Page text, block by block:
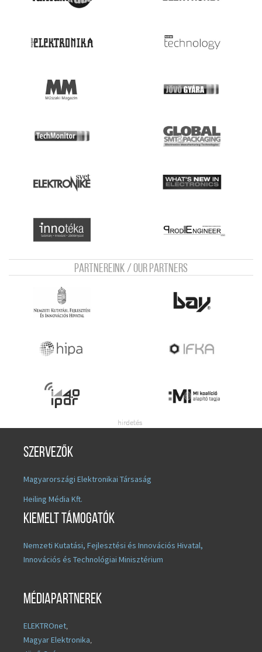
Partnereink / Our Partners
Szervezők
Magyarországi Elektronikai Társaság
Heiling Média Kft.
Kiemelt támogatók
Nemzeti Kutatási, Fejlesztési és Innovációs Hivatal,
Innovációs és Technológiai Minisztérium
Médiapartnerek
ELEKTROnet,
Magyar Elektronika,